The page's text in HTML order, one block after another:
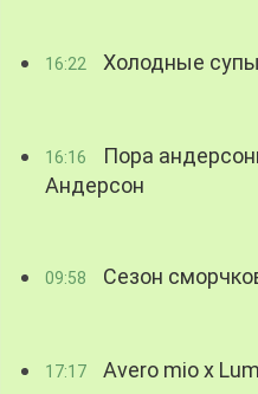
16:22 Холодные
16:16
Пора
Андерсон
09:58 Сезон
17:17 Avero mio x